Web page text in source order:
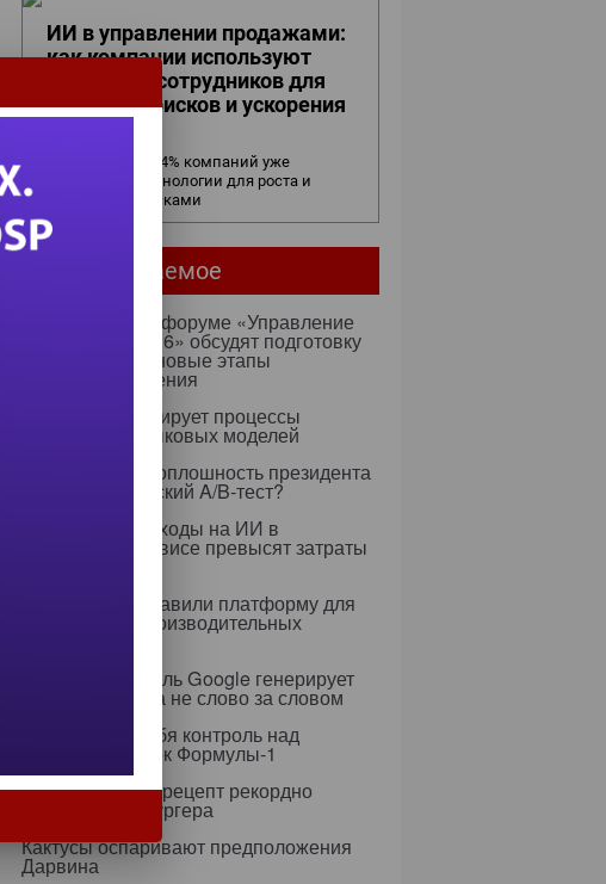
ИИ в управлении продажами:
как компании используют
цифровых сотрудников для
снижения рисков и ускорения
ИИ в бизнесе: 54% компаний уже
используют технологии для роста и
управления рисками
Самое читаемое
24 сентября на форуме «Управление
данными — 2026» обсудят подготовку
данных к ИИ и новые этапы
импортозамещения
Т-Банк оптимизирует процессы
дообучения языковых моделей
Казус Rapidus: оплошность президента
или стратегический A/B-тест?
К 2030 году расходы на ИИ в
клиентском сервисе превысят затраты
В Nvidia представили платформу для
ИИ и высокопроизводительных
Новая ИИ-модель Google генерирует
текст целиком, а не слово за словом
ИИ берет на себя контроль над
стратегией гонок Формулы-1
ИИ разработал рецепт рекордно
экологичного бургера
Кактусы оспаривают предположения
Дарвина